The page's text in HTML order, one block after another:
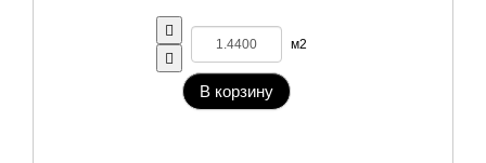
м2
В корзину